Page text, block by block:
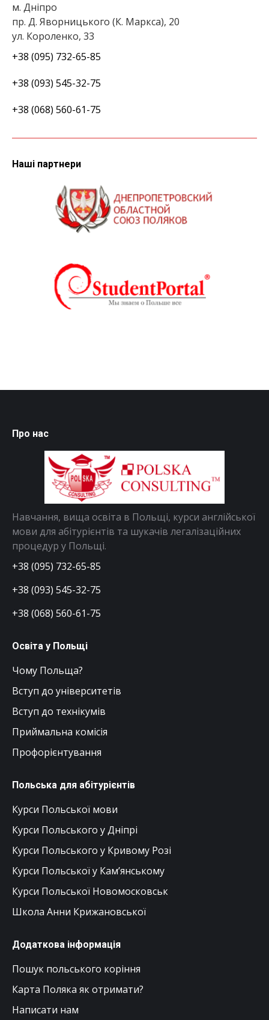
м. Дніпро
пр. Д. Яворницького (К. Маркса), 20
ул. Короленко, 33
+38 (095) 732-65-85
+38 (093) 545-32-75
+38 (068) 560-61-75
Наші партнери
Про нас
Навчання, вища освіта в Польщі, курси англійської
мови для абітурієнтів та шукачів легалізаційних
процедур у Польщі.
+38 (095) 732-65-85
+38 (093) 545-32-75
+38 (068) 560-61-75
Освіта у Польщі
Чому Польща?
Вступ до університетів
Вступ до технікумів
Приймальна комісія
Профорієнтування
Польська для абітурієнтів
Курси Польської мови
Курси Польського у Дніпрі
Курси Польського у Кривому Розі
Курси Польської у Кам’янському
Курси Польської Новомосковськ
Школа Анни Крижановської
Додаткова інформація
Пошук польського коріння
Карта Поляка як отримати?
Написати нам